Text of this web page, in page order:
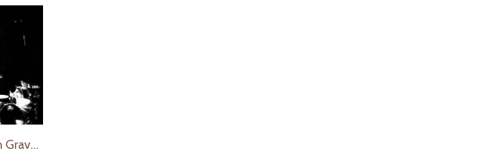
Elysian Fields - Hearts Are Open Graves (Black Sessions)